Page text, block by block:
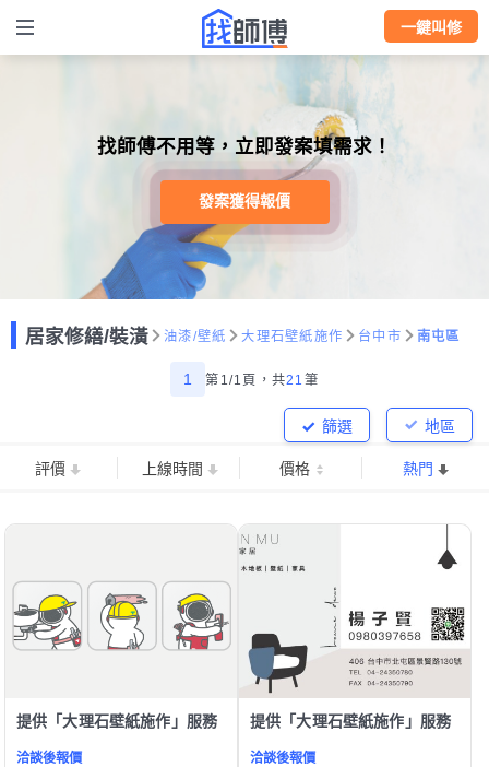
一鍵叫修
找師傅不用等，立即發案填需求！
發案獲得報價
居家修繕/裝潢 油漆/壁紙 大理石壁紙施作 台中市 南屯區
1 第1/1頁， 共21 筆
地區
篩選
評價 上線時間 價格 熱門
提供「大理石壁紙施作」服務
洽談後報價
提供「大理石壁紙施作」服務
洽談後報價